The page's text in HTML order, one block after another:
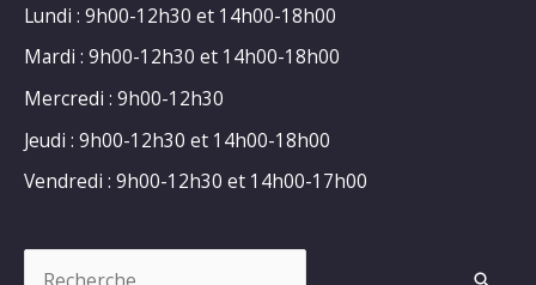
Lundi : 9h00-12h30 et 14h00-18h00
Mardi : 9h00-12h30 et 14h00-18h00
Mercredi : 9h00-12h30
Jeudi : 9h00-12h30 et 14h00-18h00
Vendredi : 9h00-12h30 et 14h00-17h00